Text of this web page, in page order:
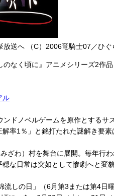
放送へ （C）2006竜騎士07／ひ
なく頃に』アニメシリーズ2作
ル
ドノベルゲームを原作とする
率1％」と銘打たれた謎解き要
わ）村を舞台に展開。毎年行
な日常は突如として惨劇へと変貌
しの日」（6月第3または第4日